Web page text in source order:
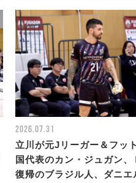
2026.07.31
立川が元Jリーガー＆フッ
国代表のカン・ジュガン、
復帰のブラジル人、ダニ